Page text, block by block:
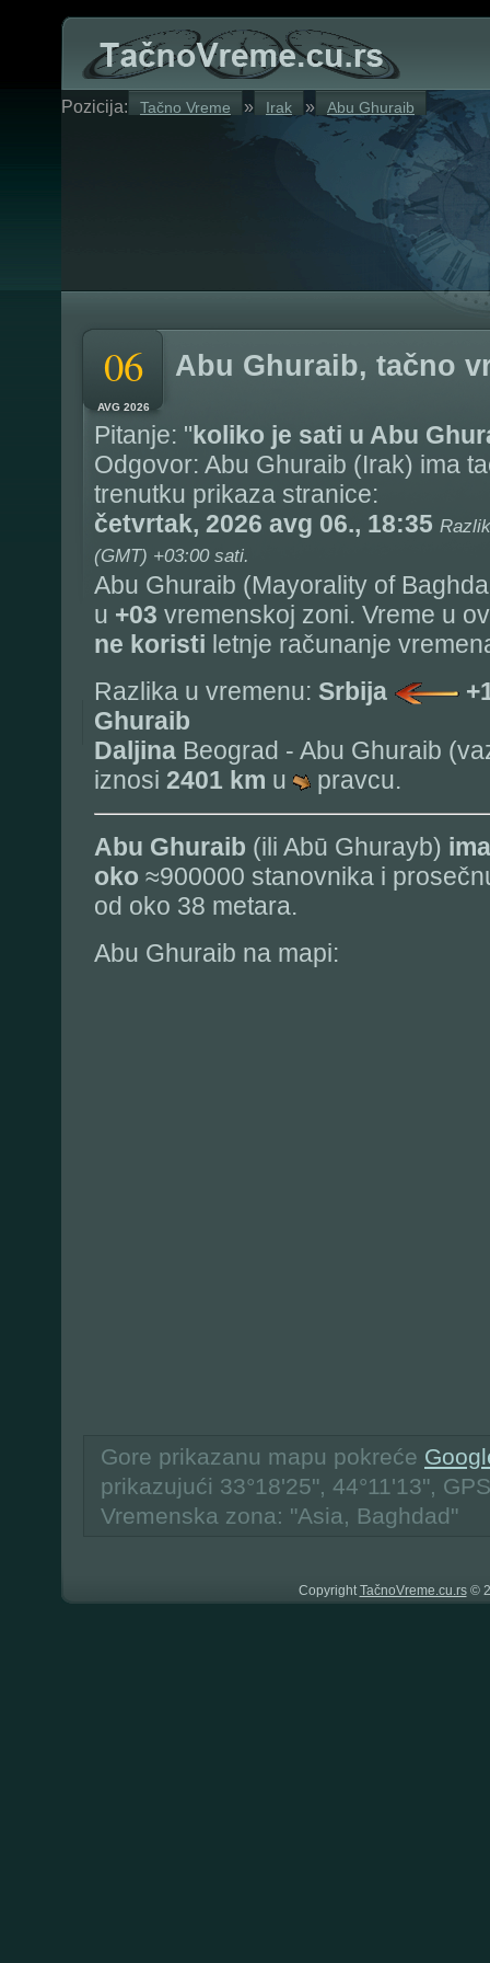
Pozicija: Tačno Vreme » Irak » Abu Ghuraib
06
AVG 2026
Abu Ghuraib, tačno
Pitanje: "koliko je sati u Abu
Odgovor: Abu Ghuraib (Irak) ima
trenutku prikaza stranice:
četvrtak, 2026 avg 06., 18:35
(GMT) +03:00 sati.
Abu Ghuraib (Mayorality of
u +03 vremenskoj zoni. Vreme u
ne koristi letnje računanje
Razlika u vremenu: Srbija
Ghuraib
Daljina Beograd - Abu Ghuraib
iznosi 2401 km u pravcu.
Abu Ghuraib (ili Abū Ghurayb)
oko ≈900000 stanovnika i
od oko 38 metara.
Abu Ghuraib na mapi:
Gore prikazanu mapu pokreće
prikazujući 33°18'25", 44°11'13",
Vremenska zona: "Asia, Baghdad"
CopyrightTačnoVreme.cu.rs©